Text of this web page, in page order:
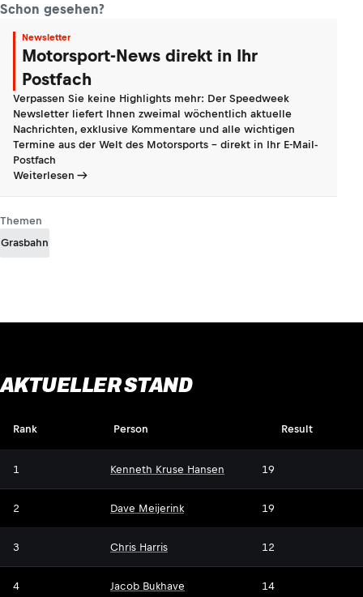
Schon gesehen?
Newsletter
Motorsport-News direkt in Ihr
Postfach
Verpassen Sie keine Highlights mehr: Der Speedweek
Newsletter liefert Ihnen zweimal wöchentlich aktuelle
Nachrichten, exklusive Kommentare und alle wichtigen
Termine aus der Welt des Motorsports - direkt in Ihr E-Mail-
Postfach
Weiterlesen
Themen
Grasbahn
AKTUELLER STAND
Rank Person Result
1 Kenneth Kruse Hansen 19
2 Dave Meijerink 19
3 Chris Harris 12
4 Jacob Bukhave 14